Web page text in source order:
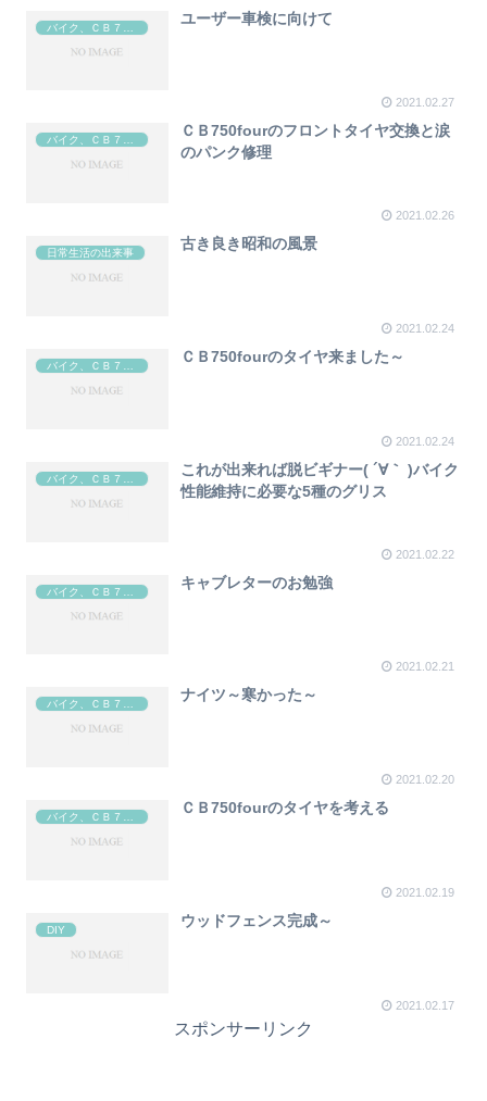
ユーザー車検に向けて
2021.02.27
バイク、ＣＢ７５０four
ＣＢ750fourのフロントタイヤ交換と涙
のパンク修理
2021.02.26
日常生活の出来事
古き良き昭和の風景
2021.02.24
ＣＢ750fourのタイヤ来ました～
2021.02.24
これが出来れば脱ビギナー( ´∀｀ )バイク
性能維持に必要な5種のグリス
2021.02.22
キャブレターのお勉強
2021.02.21
バイク、ＣＢ７５０four
ナイツ～寒かった～
2021.02.20
ＣＢ750fourのタイヤを考える
2021.02.19
DIY
ウッドフェンス完成～
2021.02.17
スポンサーリンク